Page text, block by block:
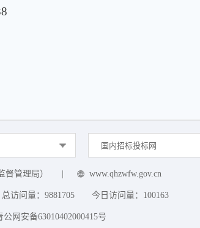
国内招标投标网
管理局） www.qhzwfw.gov.cn
总访问量： 9881705 今日访问量： 100163
公网安备63010402000415号